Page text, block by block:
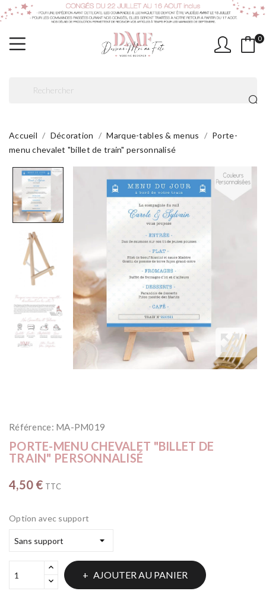
0
Accueil Décoration Marque-tables & menus
Porte-
menu chevalet "billet de train" personnalisé
Référence: MA-PM019
PORTE-MENU CHEVALET "BILLET DE
TRAIN" PERSONNALISÉ
4,50 € TTC
Option avec support
AJOUTER AU PANIER